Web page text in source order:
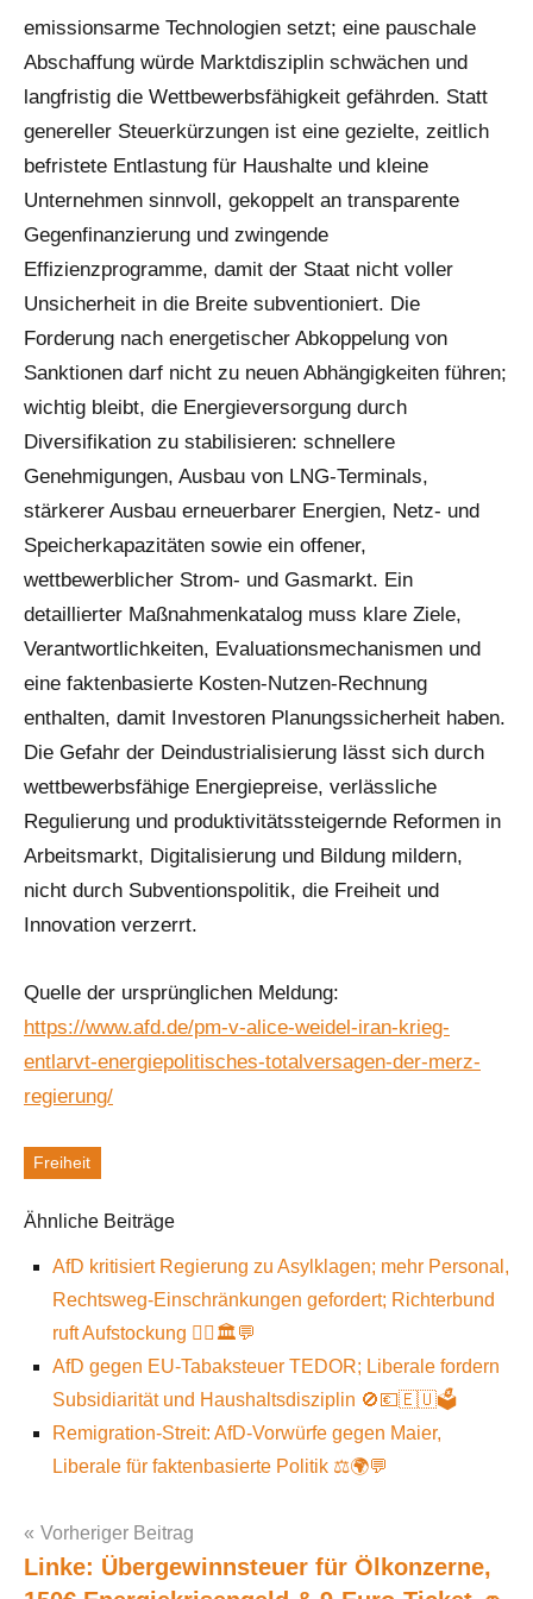
emissionsarme Technologien setzt; eine pauschale
Abschaffung würde Marktdisziplin schwächen und
langfristig die Wettbewerbsfähigkeit gefährden. Statt
genereller Steuerkürzungen ist eine gezielte, zeitlich
befristete Entlastung für Haushalte und kleine
Unternehmen sinnvoll, gekoppelt an transparente
Gegenfinanzierung und zwingende
Effizienzprogramme, damit der Staat nicht voller
Unsicherheit in die Breite subventioniert. Die
Forderung nach energetischer Abkoppelung von
Sanktionen darf nicht zu neuen Abhängigkeiten führen;
wichtig bleibt, die Energieversorgung durch
Diversifikation zu stabilisieren: schnellere
Genehmigungen, Ausbau von LNG-Terminals,
stärkerer Ausbau erneuerbarer Energien, Netz- und
Speicherkapazitäten sowie ein offener,
wettbewerblicher Strom- und Gasmarkt. Ein
detaillierter Maßnahmenkatalog muss klare Ziele,
Verantwortlichkeiten, Evaluationsmechanismen und
eine faktenbasierte Kosten-Nutzen-Rechnung
enthalten, damit Investoren Planungssicherheit haben.
Die Gefahr der Deindustrialisierung lässt sich durch
wettbewerbsfähige Energiepreise, verlässliche
Regulierung und produktivitätssteigernde Reformen in
Arbeitsmarkt, Digitalisierung und Bildung mildern,
nicht durch Subventionspolitik, die Freiheit und
Innovation verzerrt.
Quelle der ursprünglichen Meldung:
https://www.afd.de/pm-v-alice-weidel-iran-krieg-
entlarvt-energiepolitisches-totalversagen-der-merz-
regierung/
Schlagworte
Freiheit
Ähnliche Beiträge
AfD kritisiert Regierung zu Asylklagen; mehr Personal,
Rechtsweg-Einschränkungen gefordert; Richterbund
ruft Aufstockung 🧑‍⚖️🏛️💬
AfD gegen EU-Tabaksteuer TEDOR; Liberale fordern
Subsidiarität und Haushaltsdisziplin 🚫💶🇪🇺🗳️
Remigration-Streit: AfD-Vorwürfe gegen Maier,
Liberale für faktenbasierte Politik ⚖️🌍💬
Post
Vorheriger Beitrag
Linke: Übergewinnsteuer für Ölkonzerne,